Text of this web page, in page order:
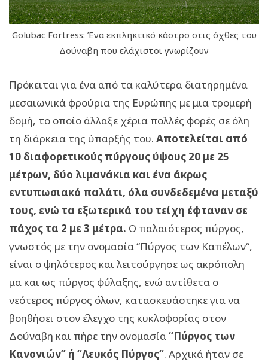
Golubac Fortress: Ένα εκπληκτικό κάστρο στις όχθες του
Δούναβη που ελάχιστοι γνωρίζουν
Πρόκειται για ένα από τα καλύτερα διατηρημένα
μεσαιωνικά φρούρια της Ευρώπης με μια τρομερή
δομή, το οποίο άλλαξε χέρια πολλές φορές σε όλη
τη διάρκεια της ύπαρξής του. Αποτελείται από
10 διαφορετικούς πύργους ύψους 20 με 25
μέτρων, δύο λιμανάκια και ένα άκρως
εντυπωσιακό παλάτι, όλα συνδεδεμένα μεταξύ
τους, ενώ τα εξωτερικά του τείχη έφταναν σε
πάχος τα 2 με 3 μέτρα. Ο παλαιότερος πύργος,
γνωστός με την ονομασία “Πύργος των Καπέλων“,
είναι ο ψηλότερος και λειτούργησε ως ακρόπολη
μα και ως πύργος φύλαξης, ενώ αντίθετα ο
νεότερος πύργος όλων, κατασκευάστηκε για να
βοηθήσει στον έλεγχο της κυκλοφορίας στον
Δούναβη και πήρε την ονομασία“Πύργος των
Κανονιών” ή “Λευκός Πύργος“. Αρχικά ήταν σε